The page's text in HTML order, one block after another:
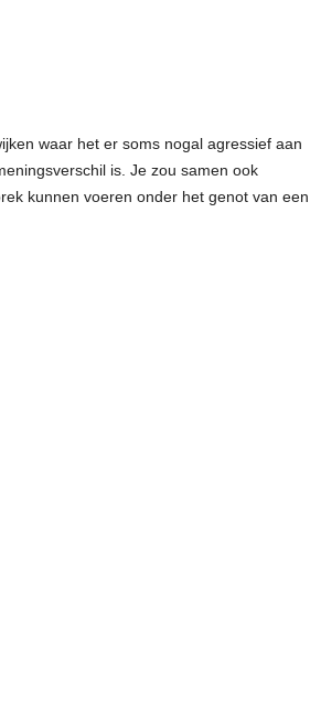
waar het er soms nogal agressief aan
is. Je zou samen ook
kunnen voeren onder het genot van een